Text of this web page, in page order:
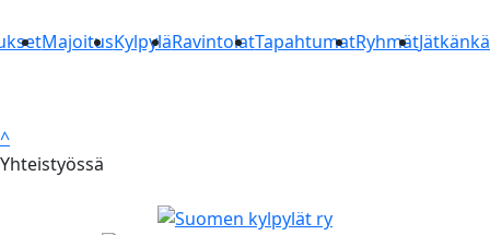
MajoitusKylpyläRavintolatTapahtumatRyhmät
^
Yhteistyössä